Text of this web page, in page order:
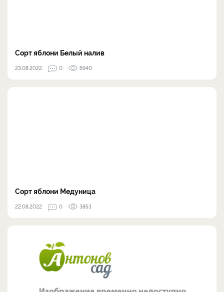
Сорт яблони Белый налив
23.08.2022 0 6940
Сорт яблони Медуница
22.08.2022 0 3853